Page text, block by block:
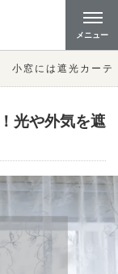
メニュー
小窓には遮光カーテ
光や外気を遮